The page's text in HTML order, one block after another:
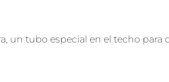
un tubo especial en el techo para